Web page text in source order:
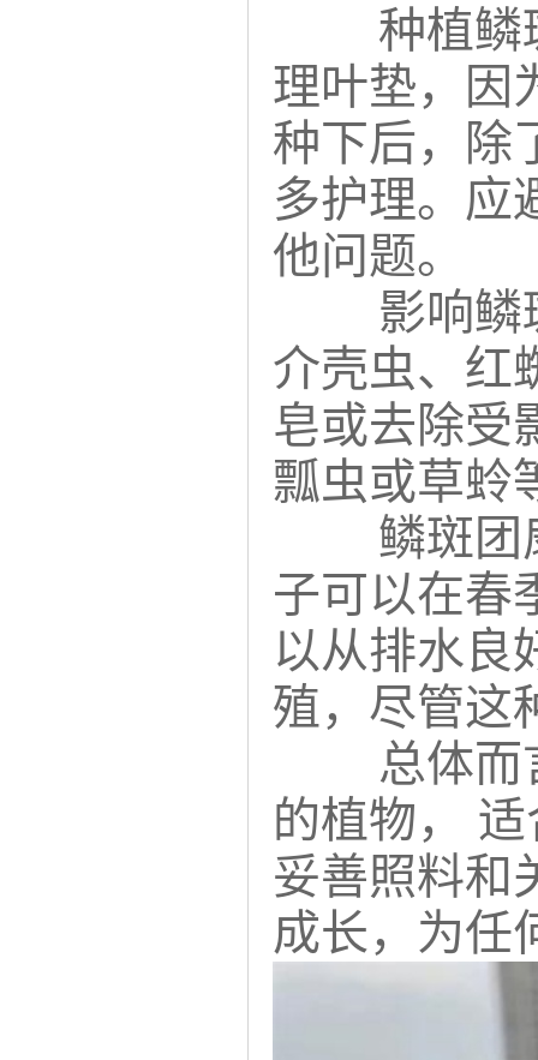
种植鳞
理叶垫，因
种下后，除
多护理。应
他问题。
影响鳞
介壳虫、红
皂或去除受
瓢虫或草蛉
鳞斑团
子可以在春
以从排水良
殖，尽管这
总体
的植物，
妥善照料和
成长，为任